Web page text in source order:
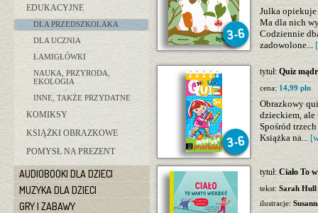
EDUKACYJNE
DLA PRZEDSZKOLAKA
DLA UCZNIA
ŁAMIGŁÓWKI
NAUKA, PRZYRODA,
EKOLOGIA
INNE, TAKŻE PRZYDATNE
KOMIKSY
KSIĄŻKI OBRAZKOWE
POMYSŁ NA PREZENT
AUDIOBOOKI DLA DZIECI
MUZYKA DLA DZIECI
GRY I ZABAWY
Julka
Ma dla nich
Codziennie
zadowolone...
tytuł: Quiz
cena: 14,99 pln
Obrazkowy
dzieckiem, ale
Spośród
Książka na...
tytuł: Ciało To
tekst: Sarah Hull
ilustracje: